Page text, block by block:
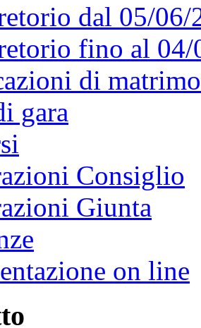
dal 05/06/
fino al 04/
di
gara
Consiglio
Giunta
on line